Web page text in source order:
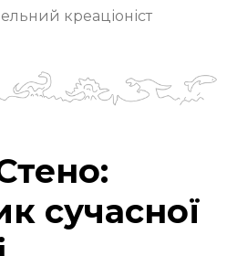
креаціоніст
сучасної